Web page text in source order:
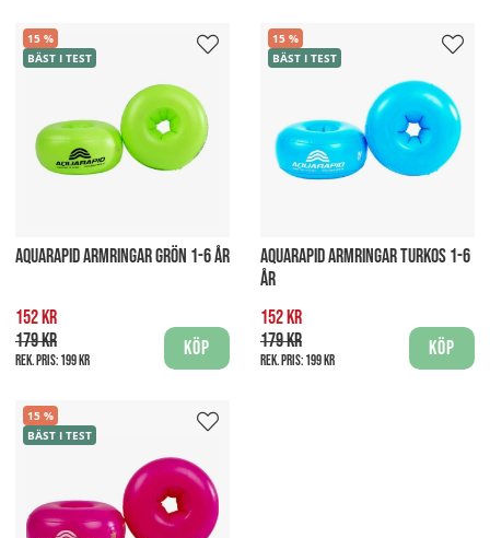
15
BÄST I TEST
AQUARAPID ARMRINGAR GRÖN 1-6 ÅR
152 kr
179 kr
Rek. pris:199 kr
Köp
15
BÄST I TEST
AQUARAPID ARMRINGAR TURKOS 1-6
ÅR
152 kr
179 kr
Rek. pris:199 kr
Köp
15
BÄST I TEST